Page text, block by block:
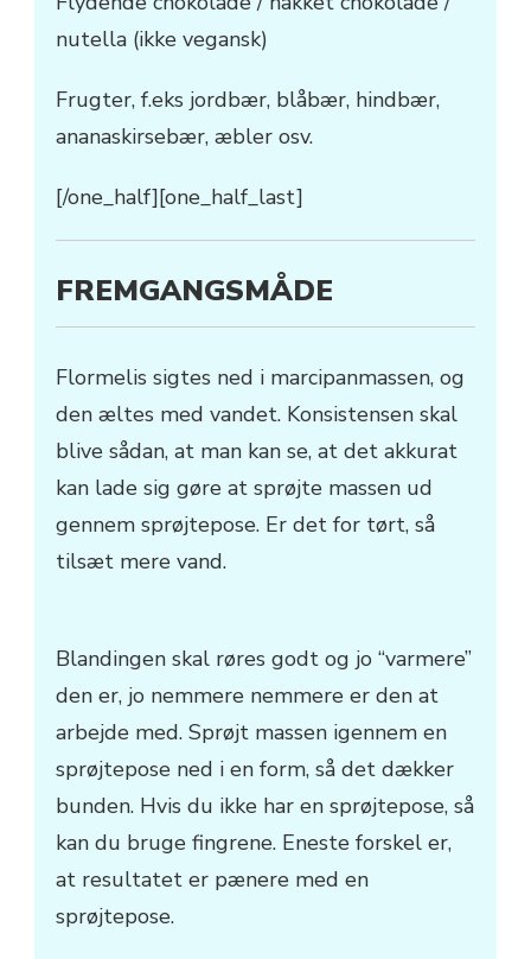
nutella (ikke vegansk)
Frugter, f.eks jordbær, blåbær, hindbær,
ananaskirsebær, æbler osv.
[/one_half][one_half_last]
FREMGANGSMÅDE
Flormelis sigtes ned i marcipanmassen, og
den æltes med vandet. Konsistensen skal
blive sådan, at man kan se, at det akkurat
kan lade sig gøre at sprøjte massen ud
gennem sprøjtepose. Er det for tørt, så
tilsæt mere vand.
Blandingen skal røres godt og jo “varmere”
den er, jo nemmere nemmere er den at
arbejde med. Sprøjt massen igennem en
sprøjtepose ned i en form, så det dækker
bunden. Hvis du ikke har en sprøjtepose, så
kan du bruge fingrene. Eneste forskel er,
at resultatet er pænere med en
sprøjtepose.